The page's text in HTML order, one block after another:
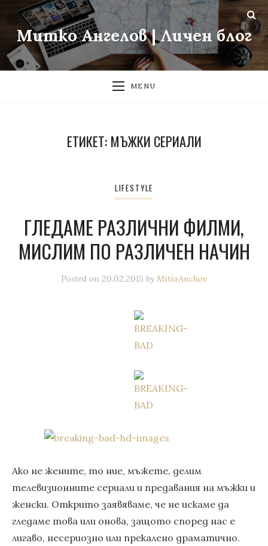
Митко Ангелов | Личен блог
MENU
ЕТИКЕТ: МЪЖКИ СЕРИАЛИ
LIFESTYLE
ГЛЕДАМЕ РАЗЛИЧНИ ФИЛМИ,
МИСЛИМ ПО РАЗЛИЧЕН НАЧИН
Posted on 20.02.2015 by MitioAnchov
Ако не жените, то ние, мъжете, делим
телевизионните сериали и предавания на мъжки и
женски. Открито заявяваме, че не искаме да
гледаме това или онова, защото според нас е
лигаво, несериозно или прекалено драматично.